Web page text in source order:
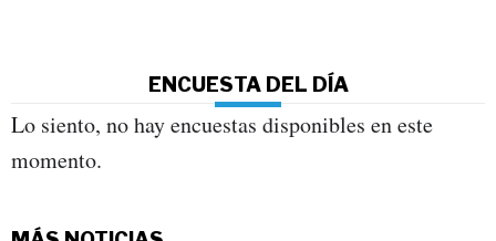
ENCUESTA DEL DÍA
Lo siento, no hay encuestas disponibles en este
momento.